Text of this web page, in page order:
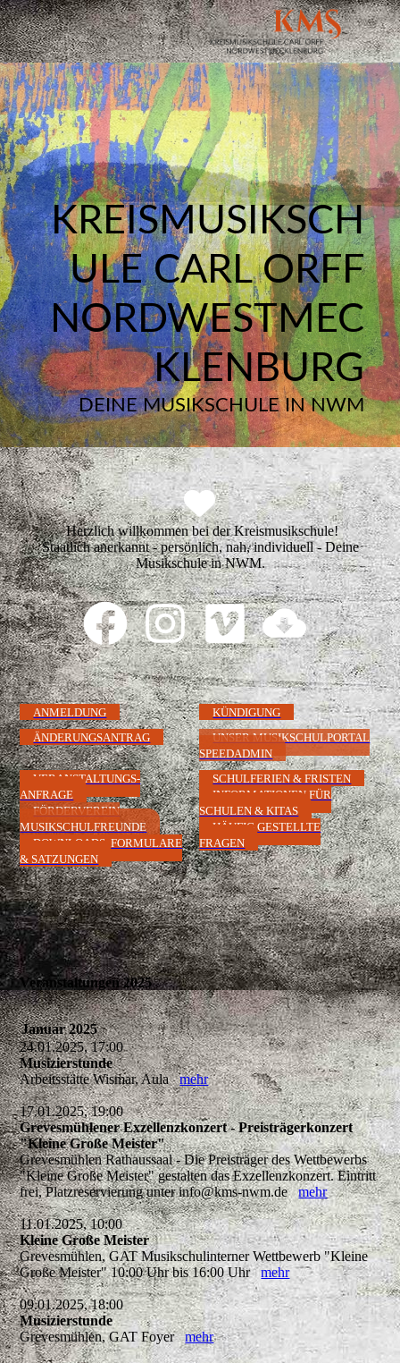
KREISMUSIKSCH
ULE CARL ORFF
NORDWESTMEC
KLENBURG
DEINE MUSIKSCHULE IN NWM
Herzlich willkommen bei der Kreismusikschule!
Staatlich anerkannt - persönlich, nah, individuell - Deine
Musikschule in NWM.
ANMELDUNG
KÜNDIGUNG
ÄNDERUNGSANTRAG
UNSER MUSIKSCHULPORTAL
SPEEDADMIN
VERANSTALTUNGS-
ANFRAGE
FÖRDERVEREIN
MUSIKSCHULFREUNDE
DOWNLOADS, FORMULARE
& SATZUNGEN
SCHULFERIEN & FRISTEN
INFORMATIONEN FÜR
SCHULEN & KITAS
HÄUFIG GESTELLTE
FRAGEN
Veranstaltungen 2025
Januar 2025
24.01.2025, 17:00
Musizierstunde
Arbeitsstätte Wismar, Aulamehr
17.01.2025, 19:00
Grevesmühlener Exzellenzkonzert - Preisträgerkonzert
"Kleine Große Meister"
Grevesmühlen Rathaussaal - Die Preisträger des Wettbewerbs
"Kleine Große Meister" gestalten das Exzellenzkonzert. Eintritt
frei, Platzreservierung unter info@kms-nwm.demehr
11.01.2025, 10:00
Kleine Große Meister
Grevesmühlen, GAT Musikschulinterner Wettbewerb "Kleine
Große Meister" 10:00 Uhr bis 16:00 Uhrmehr
09.01.2025, 18:00
Musizierstunde
Grevesmühlen, GAT Foyermehr